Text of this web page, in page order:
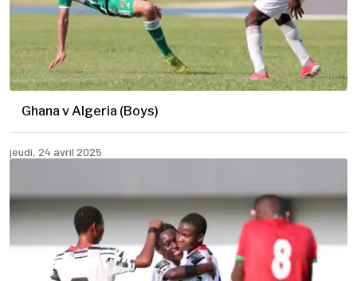
Ghana v Algeria (Boys)
jeudi, 24 avril 2025